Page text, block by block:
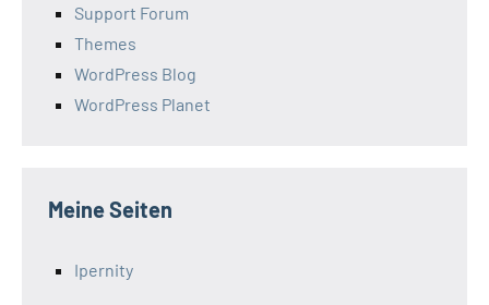
Support Forum
Themes
WordPress Blog
WordPress Planet
Meine Seiten
Ipernity